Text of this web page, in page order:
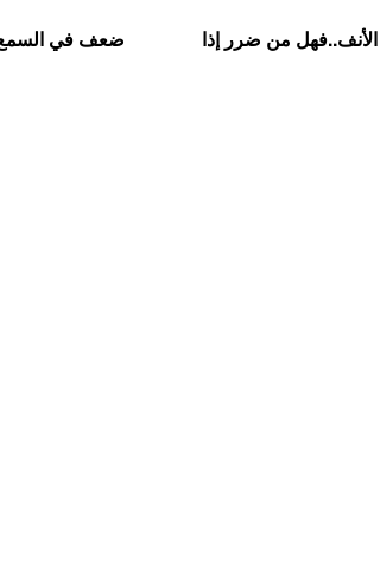
من ضرر إذا
ضعف في السمع